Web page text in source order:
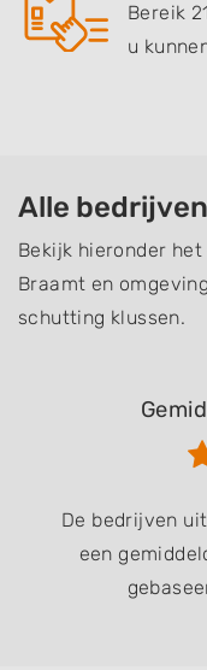
Bereik
u
Alle
Bekijk hieronder
Braamt en
schutting klussen.
De bedrijven
een